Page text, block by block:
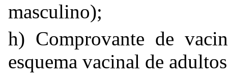
masculino);
h) Comprovante de
esquema vacinal de